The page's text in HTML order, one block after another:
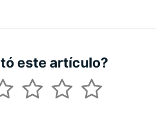
este artículo?